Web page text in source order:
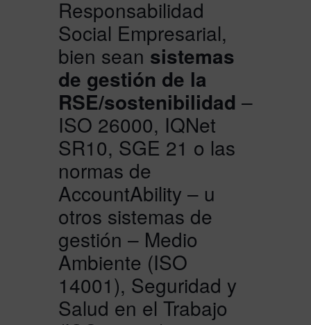
Responsabilidad
Social Empresarial,
bien sean sistemas
de gestión de la
RSE/sostenibilidad –
ISO 26000, IQNet
SR10, SGE 21 o las
normas de
AccountAbility – u
otros sistemas de
gestión – Medio
Ambiente (ISO
14001), Seguridad y
Salud en el Trabajo